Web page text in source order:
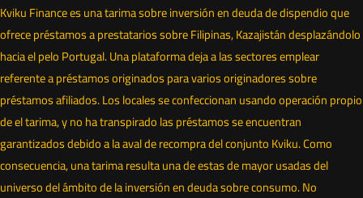
Kviku Finance es una tarima sobre inversión en deuda de dispendio que
ofrece préstamos a prestatarios sobre Filipinas, Kazajistán desplazándolo
hacia el pelo Portugal. Una plataforma deja a las sectores emplear
referente a préstamos originados para varios originadores sobre
préstamos afiliados. Los locales se confeccionan usando operación propio
de el tarima, y no ha transpirado ​​las préstamos se encuentran
garantizados debido a la aval de recompra del conjunto Kviku. Como
consecuencia, una tarima resulta una de estas de mayor usadas del
universo del ámbito de la inversión en deuda sobre consumo. No